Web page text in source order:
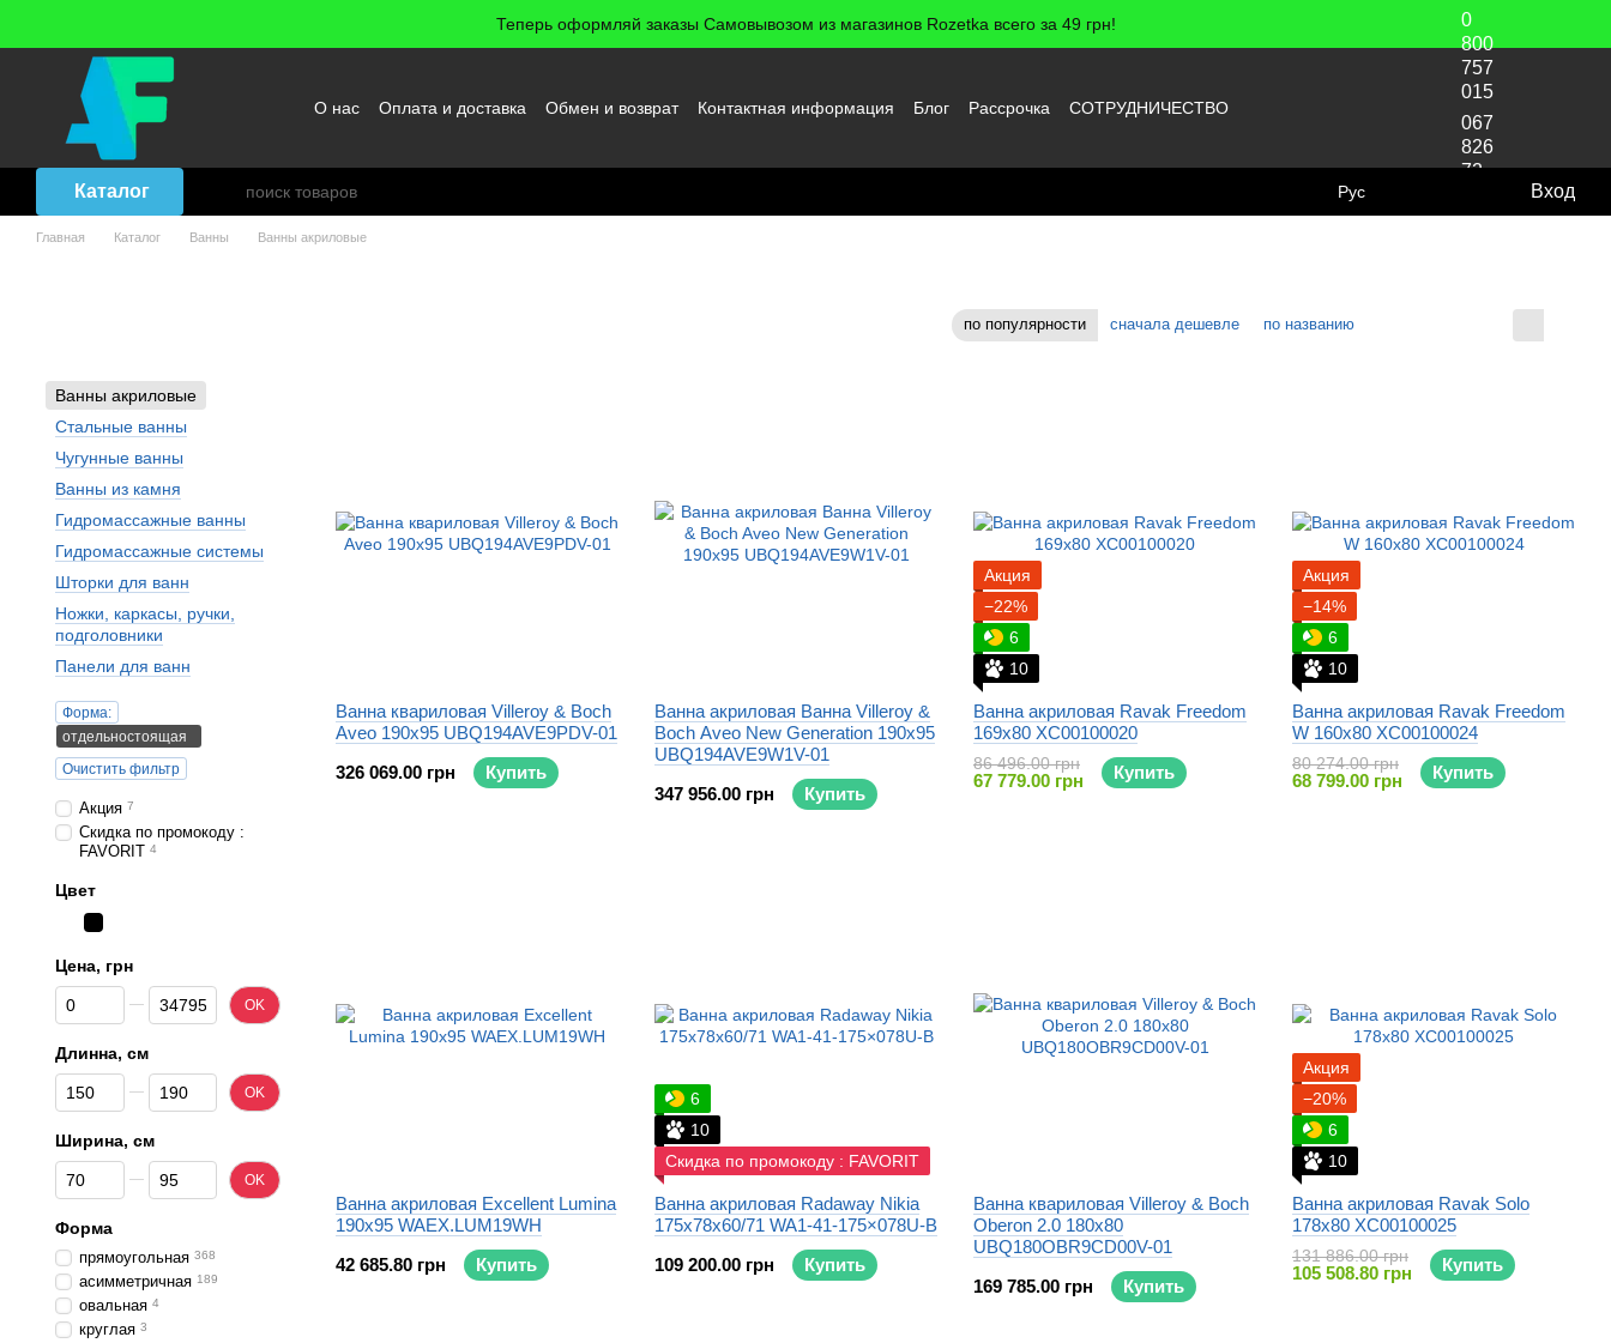
Теперь оформляй заказы Самовывозом из магазинов Rozetka всего за 49 грн!
О нас Оплата и доставка Обмен и возврат Контактная информация Блог Рассрочка
СОТРУДНИЧЕСТВО
0
800
757
015
067
826
72
Каталог Рус Вход
Главная Каталог Ванны Ванны акриловые
по популярности сначала дешевле по названию
Ванна квариловая Villeroy & Boch
Aveo 190x95 UBQ194AVE9PDV-01
326 069.00 грн
Купить
Ванна акриловая Ванна Villeroy &
Boch Aveo New Generation 190x95
UBQ194AVE9W1V-01
347 956.00 грн
Купить
Акция
−22%
6
10
Ванна акриловая Ravak Freedom
169x80 XC00100020
86 496.00 грн
67 779.00 грн Купить
Акция
−14%
6
10
Ванна акриловая Ravak Freedom
W 160x80 XC00100024
80 274.00 грн
68 799.00 грн Купить
Ванна акриловая Excellent Lumina
190x95 WAEX.LUM19WH
42 685.80 грн
Купить
6
10
Скидка по промокоду : FAVORIT
Ванна акриловая Radaway Nikia
175x78х60/71 WA1-41-175×078U-B
109 200.00 грн
Купить
Ванна квариловая Villeroy & Boch
Oberon 2.0 180x80
UBQ180OBR9CD00V-01
169 785.00 грн
Купить
Акция
−20%
6
10
Ванна акриловая Ravak Solo
178x80 XC00100025
131 886.00 грн
105 508.80 грн Купить
Ванны акриловые
Стальные ванны
Чугунные ванны
Ванны из камня
Гидромассажные ванны
Гидромассажные системы
Шторки для ванн
Ножки, каркасы, ручки,
подголовники
Панели для ванн
Форма:
отдельностоящая
Очистить фильтр
Акция 7
Скидка по промокоду :
FAVORIT 4
Цвет
Цена, грн
От Цена, грн
До Цена, грн OK
Длинна, см
От Длинна, см
До Длинна, см OK
Ширина, см
От Ширина, см
До Ширина, см OK
Форма
прямоугольная 368
асимметричная 189
овальная 4
круглая 3